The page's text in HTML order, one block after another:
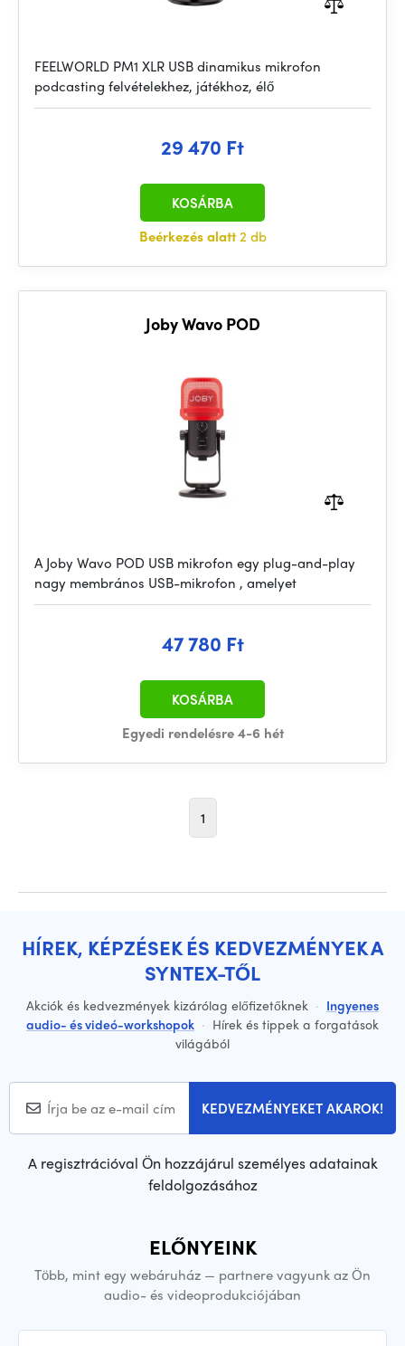
FEELWORLD PM1 XLR USB dinamikus mikrofon
podcasting felvételekhez, játékhoz, élő
29 470 Ft
Beérkezés alatt2 db
KOSÁRBA
Joby Wavo POD
A Joby Wavo POD USB mikrofon egy plug-and-play
nagy membrános USB-mikrofon , amelyet
47 780 Ft
Egyedi rendelésre 4-6 hét
KOSÁRBA
1
HÍREK, KÉPZÉSEK ÉS KEDVEZMÉNYEK A
SYNTEX-TŐL
Akciók és kedvezmények kizárólag előfizetőknek · Ingyenes
audio- és videó-workshopok · Hírek és tippek a forgatások
világából
KEDVEZMÉNYEKET AKAROK!
A regisztrációval Ön hozzájárul személyes adatainak
feldolgozásához
ELŐNYEINK
Több, mint egy webáruház — partnere vagyunk az Ön
audio- és videoprodukciójában